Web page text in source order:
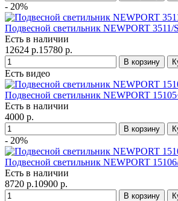
- 20%
Подвесной светильник NEWPORT 3511/
Есть в наличии
12624 р.15780 р.
В корзину
Есть видео
Подвесной светильник NEWPORT
Есть в наличии
4000 р.
В корзину
- 20%
Подвесной светильник NEWPORT
Есть в наличии
8720 р.10900 р.
В корзину